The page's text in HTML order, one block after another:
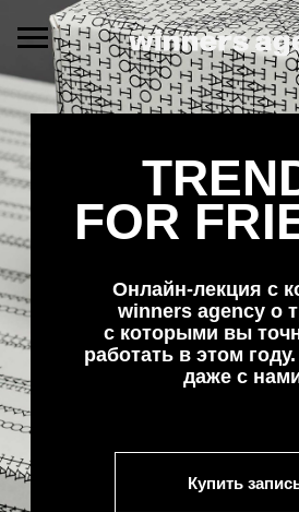
TRENDS
FOR FRIENDS
Онлайн-лекция с командой
winners agency о трендах,
с которыми вы точно будете
Купить запись